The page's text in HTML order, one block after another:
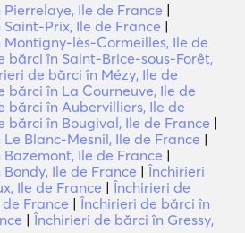
Ile de France |
Prix, Ile de France |
lès-Cormeilles, Ile de
bărci în Saint-Brice-sous-Forêt,
de bărci în Mézy, Ile de
bărci în La Courneuve, Ile de
bărci în Aubervilliers, Ile de
bărci în Bougival, Ile de France |
Blanc-Mesnil, Ile de France |
Ile de France |
Ile de France | Închirieri
Ile de France | Închirieri de
France | Închirieri de bărci în
| Închirieri de bărci în Gressy,